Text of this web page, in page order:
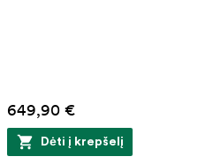
649,90 €
Dėti į krepšelį